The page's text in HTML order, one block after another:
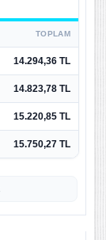
TOPLAM
14.294,36 TL
14.823,78 TL
15.220,85 TL
15.750,27 TL